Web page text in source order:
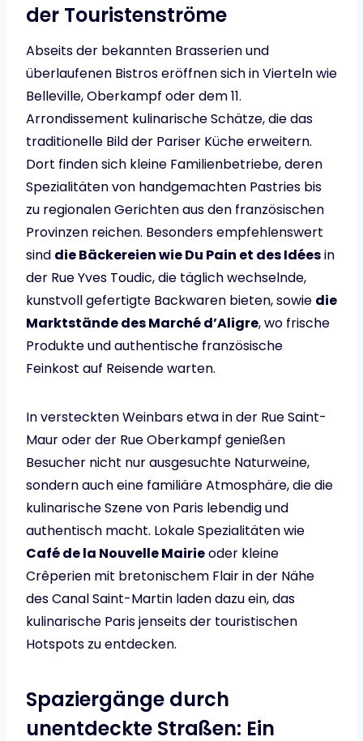
der Touristenströme
Abseits der bekannten Brasserien und
überlaufenen Bistros eröffnen sich in Vierteln wie
Belleville, Oberkampf oder dem 11.
Arrondissement kulinarische Schätze, die das
traditionelle Bild der Pariser Küche erweitern.
Dort finden sich kleine Familienbetriebe, deren
Spezialitäten von handgemachten Pastries bis
zu regionalen Gerichten aus den französischen
Provinzen reichen. Besonders empfehlenswert
sind die Bäckereien wie Du Pain et des Idéesin
der Rue Yves Toudic, die täglich wechselnde,
kunstvoll gefertigte Backwaren bieten, sowie die
Marktstände des Marché d’Aligre, wo frische
Produkte und authentische französische
Feinkost auf Reisende warten.
In versteckten Weinbars etwa in der Rue Saint-
Maur oder der Rue Oberkampf genießen
Besucher nicht nur ausgesuchte Naturweine,
sondern auch eine familiäre Atmosphäre, die die
kulinarische Szene von Paris lebendig und
authentisch macht. Lokale Spezialitäten wie
Café de la Nouvelle Mairieoder kleine
Crêperien mit bretonischem Flair in der Nähe
des Canal Saint-Martin laden dazu ein, das
kulinarische Paris jenseits der touristischen
Hotspots zu entdecken.
Spaziergänge durch
unentdeckte Straßen: Ein